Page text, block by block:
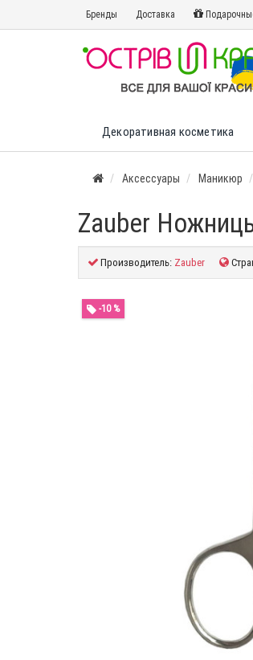
Бренды Доставка
Декоративная косметика
Аксессуары Маникюр
Zauber
Производитель: Zauber
-10 %